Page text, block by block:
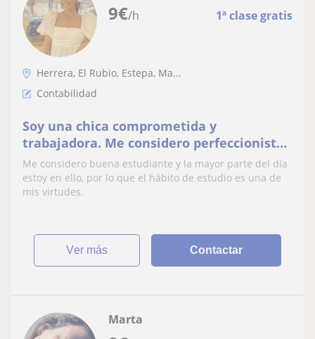
9€/h 1ª clase gratis
Herrera, El Rubio, Estepa, Ma...
Contabilidad
Soy una chica comprometida y
trabajadora. Me considero perfeccionista
conmigo misma: lo que hago me gusta
que salga bien. Quiero ayudar a otros a
aprender y captar conocimientos que ya
Me considero buena estudiante y la mayor parte del día
estoy en ello, por lo que el hábito de estudio es una de
mis virtudes.
ver más Contactar
Marta